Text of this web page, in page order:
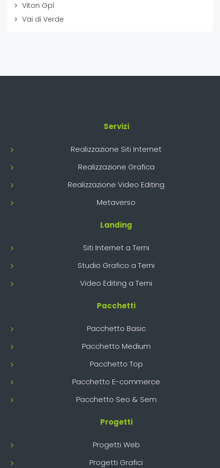
Viton Gpl
Vai di Verde
Servizi
Realizzazione Siti Internet
Realizzazione Grafica
Realizzazione Video Editing
Metaverso
Landing
Siti Internet a Terni
Studio Grafico a Terni
Video Editing a Terni
Pacchetti
Pacchetto Basic
Pacchetto Medium
Pacchetto Top
Pacchetto E-commerce
Pacchetto Seo & Sem
Progetti
Progetti Web
Progetti Grafici